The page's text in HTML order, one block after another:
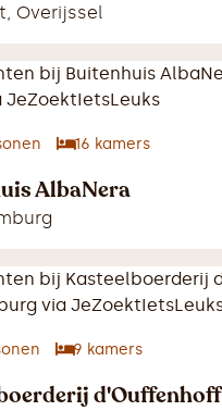
Overijssel
16 kamers
AlbaNera
9 kamers
d'Ouffenhoff